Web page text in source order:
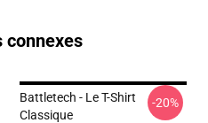
connexes
Battletech - Le T-Shirt
Classique
-20%